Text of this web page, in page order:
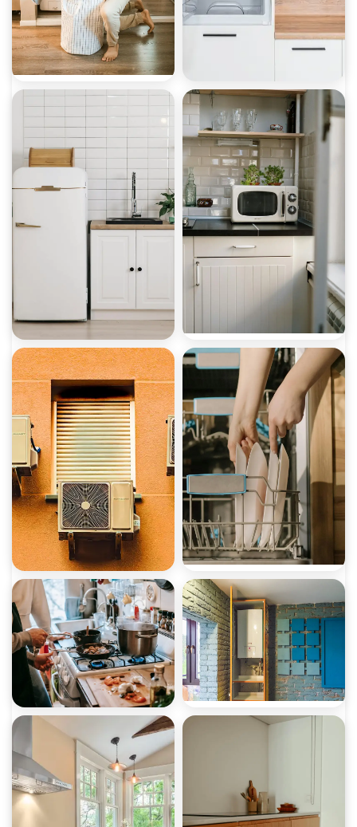
صيانة ثلاجات صيانة غسالات
صيانة ميكروويف صيانة ديب فريزر
صيانة غسالات أطباق صيانة تكييفات
صيانة سخانات صيانة بوتاجازات